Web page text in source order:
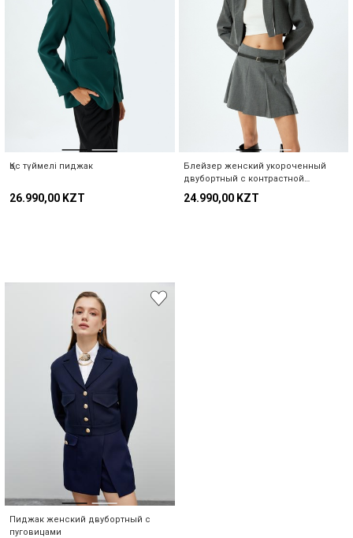
Қос түймелі пиджак
26.990,00 KZT
Блейзер женский укороченный
двубортный с контрастной
24.990,00 KZT
Пиджак женский двубортный с
пуговицами
Біздің дүкендер
Сіз іздеген KOTON дүкенін ел мен қала туралы
ақпаратты таңдау арқылы таба аласыз.
Елді таңдаңыз
Қаланы таңдаңыз
Қоймадағы саны туралы ескерту
"Бұл өнім қоймаға келген кезде,
пошта мекенжайыңызға
хабарландыру жібереміз."